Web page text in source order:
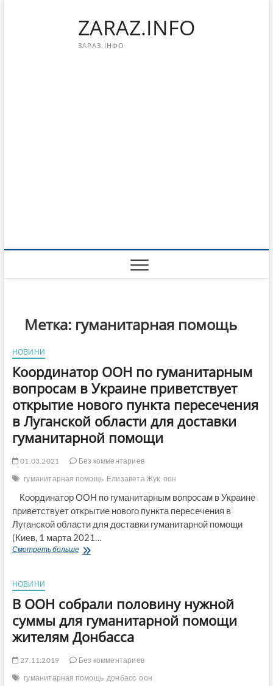
ZARAZ.INFO
ЗАРАЗ.ІНФО
Метка: гуманитарная помощь
НОВИНИ
Координатор ООН по гуманитарным
вопросам в Украине приветствует
открытие нового пункта пересечения
в Луганской области для доставки
гуманитарной помощи
01.03.2021
Без комментариев
гуманитарная помощь Елизавета Жук оон
Координатор ООН по гуманитарным вопросам в Украине
приветствует открытие нового пункта пересечения в
Луганской области для доставки гуманитарной помощи
(Киев, 1 марта 2021…
Смотреть большеКоординатор
в
Украине
приветствует
открытие
нового
пункта
в
НОВИНИ
В ООН собрали половину нужной
суммы для гуманитарной помощи
жителям Донбасса
27.11.2019
Без комментариев
гуманитарная помощь донбасс оон